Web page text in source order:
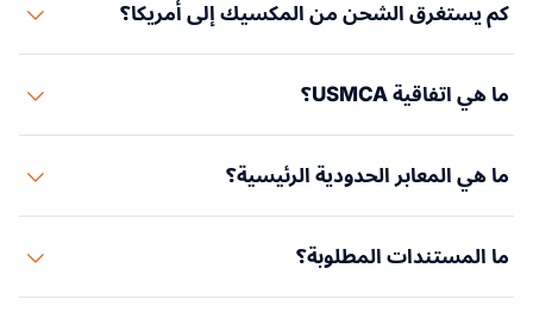
كم يستغرق الشحن من المكسيك إلى أمريكا؟
الجوي 1-3 أيام.
ما هي اتفاقية USMCA؟
لقواعد المنشأ تدخل معفاة مع شهادة منشأ USMCA.
ما هي المعابر الحدودية الرئيسية؟
خواريز، مكالين/رينوسا، أوتاي ميسا/تيخوانا.
ما المستندات المطلوبة؟